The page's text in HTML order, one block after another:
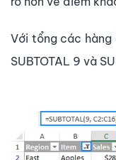
Với tổng các
SUBTOTAL 9 và